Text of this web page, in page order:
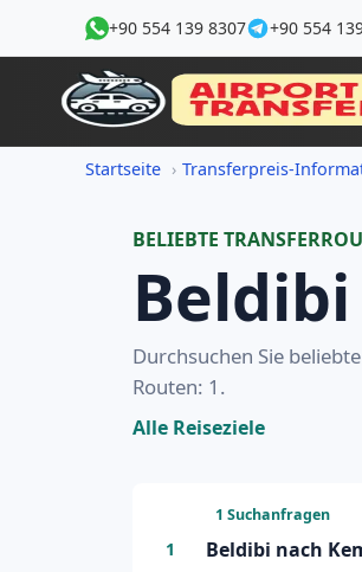
+90 554 139 8307 +90 554
Startseite
BELIEBTE
Beldibi
Durchsuchen Sie
Routen: 1.
Alle Reiseziele
1
1 Suchanfragen
Beldibi nach